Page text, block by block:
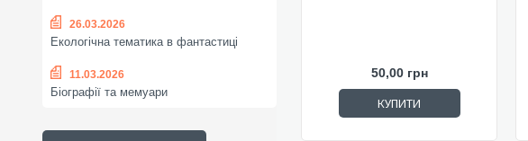
26.03.2026
Екологічна тематика в фантастиці
11.03.2026
Біографії та мемуари
50,00 грн
КУПИТИ